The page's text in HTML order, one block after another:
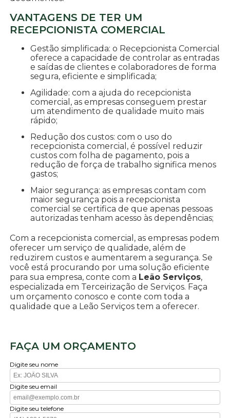
VANTAGENS DE TER UM
RECEPCIONISTA COMERCIAL
Gestão simplificada: o Recepcionista Comercial
oferece a capacidade de controlar as entradas
e saídas de clientes e colaboradores de forma
segura, eficiente e simplificada;
Agilidade: com a ajuda do recepcionista
comercial, as empresas conseguem prestar
um atendimento de qualidade muito mais
rápido;
Redução dos custos: com o uso do
recepcionista comercial, é possível reduzir
custos com folha de pagamento, pois a
redução de força de trabalho significa menos
gastos;
Maior segurança: as empresas contam com
maior segurança pois a recepcionista
comercial se certifica de que apenas pessoas
autorizadas tenham acesso às dependências;
Com a recepcionista comercial, as empresas podem
oferecer um serviço de qualidade, além de
reduzirem custos e aumentarem a segurança. Se
você está procurando por uma solução eficiente
para sua empresa, conte com a Leão Serviços,
especializada em Terceirização de Serviços. Faça
um orçamento conosco e conte com toda a
qualidade que a Leão Serviços tem a oferecer.
FAÇA UM ORÇAMENTO
Digite seu nome
Digite seu email
Digite seu telefone